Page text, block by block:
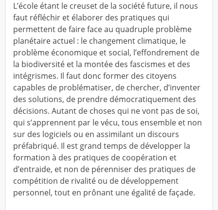
L’école étant le creuset de la société future, il nous
faut réfléchir et élaborer des pratiques qui
permettent de faire face au quadruple problème
planétaire actuel : le changement climatique, le
problème économique et social, l’effondrement de
la biodiversité et la montée des fascismes et des
intégrismes. Il faut donc former des citoyens
capables de problématiser, de chercher, d’inventer
des solutions, de prendre démocratiquement des
décisions. Autant de choses qui ne vont pas de soi,
qui s’apprennent par le vécu, tous ensemble et non
sur des logiciels ou en assimilant un discours
préfabriqué. Il est grand temps de développer la
formation à des pratiques de coopération et
d’entraide, et non de pérenniser des pratiques de
compétition de rivalité ou de développement
personnel, tout en prônant une égalité de façade.